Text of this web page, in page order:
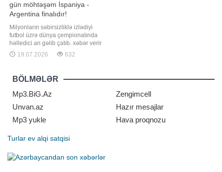
gün möhtəşəm İspaniya -
Argentina finalıdır!
Milyonların səbirsizliklə izlədiyi
futbol üzrə dünya çempionatında
həlledici an gəlib çatıb. xəbər verir
ki, turnirin ən vacib matçında -
böyük finalda qızıl medal uğrunda
komandaları amansız mübarizədə
üz-üzə gələcəklər. Futbol
azarkeşlərinin diqqət mərkəzində
olacaq bu həlledic
19.07.2026 632
BÖLMƏLƏR
Mp3.BiG.Az
Zengimcell
Unvan.az
Hazır mesajlar
Mp3 yukle
Hava proqnozu
Turlar ev alqi satqisi